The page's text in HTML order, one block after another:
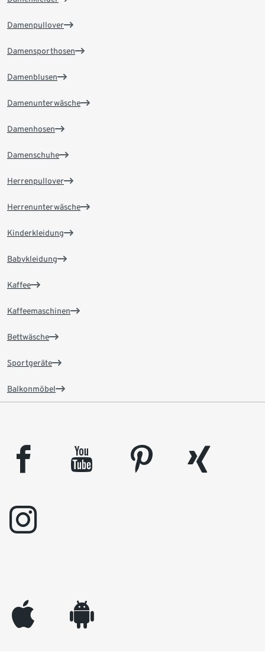
Damenpullover
Damensporthosen
Damenblusen
Damenunterwäsche
Damenhosen
Damenschuhe
Herrenpullover
Herrenunterwäsche
Kinderkleidung
Babykleidung
Kaffee
Kaffeemaschinen
Bettwäsche
Sportgeräte
Balkonmöbel
facebook youtube pinterest
xing
instagram
appleinc android